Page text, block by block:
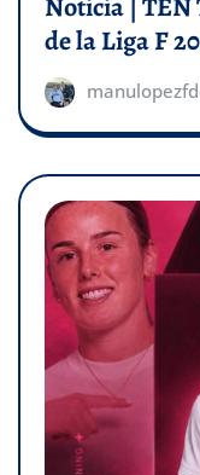
de la Liga F